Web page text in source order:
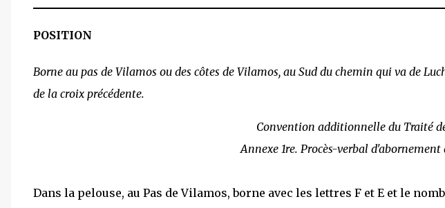
POSITION
Borne au pas de Vilamos ou des côtes de Vilamos, au Sud du chemin qui va de
de la croix précédente.
Convention additionnelle du Traité
Annexe 1re. Procès-verbal
Dans la pelouse, au Pas de Vilamos, borne avec les lettres F et E et le